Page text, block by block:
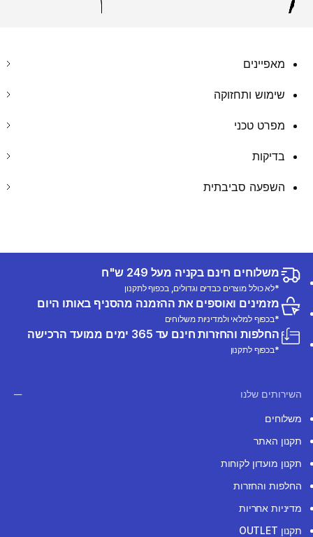
מאפיינים
שימוש ותחזוקה
מפרט טכני
בדיקות
השפעה סביבתית
משלוחים חינם בקניה מעל 249 ש"ח
*לא כולל מוצרים כבדים וגדולים, בכפוף לתקנון
מזמינים ואוספים את ההזמנה מהסניף באותו היום
*בכפוף למלאי ולמדיניות משלוחים
החלפות והחזרות חינם עד 365 ימים ממועד הרכישה
*בכפוף לתקנון
השירותים שלנו
משלוחים
תקנון האתר
תקנון מועדון לקוחות
החלפות והחזרות
מדיניות אחריות
תקנון OUTLET